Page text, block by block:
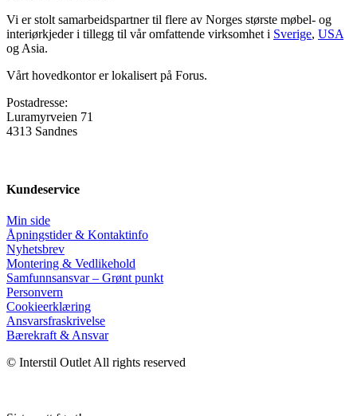
Vi er stolt samarbeidspartner til flere av Norges største møbel- og
interiørkjeder i tillegg til vår omfattende virksomhet i Sverige, USA
og Asia.
Vårt hovedkontor er lokalisert på Forus.
Postadresse:
Luramyrveien 71
4313 Sandnes
Kundeservice
Min side
Åpningstider & Kontaktinfo
Nyhetsbrev
Montering & Vedlikehold
Samfunnsansvar – Grønt punkt
Personvern
Cookieerklæring
Ansvars­fraskrivelse
Bærekraft & Ansvar
© Interstil Outlet All rights reserved